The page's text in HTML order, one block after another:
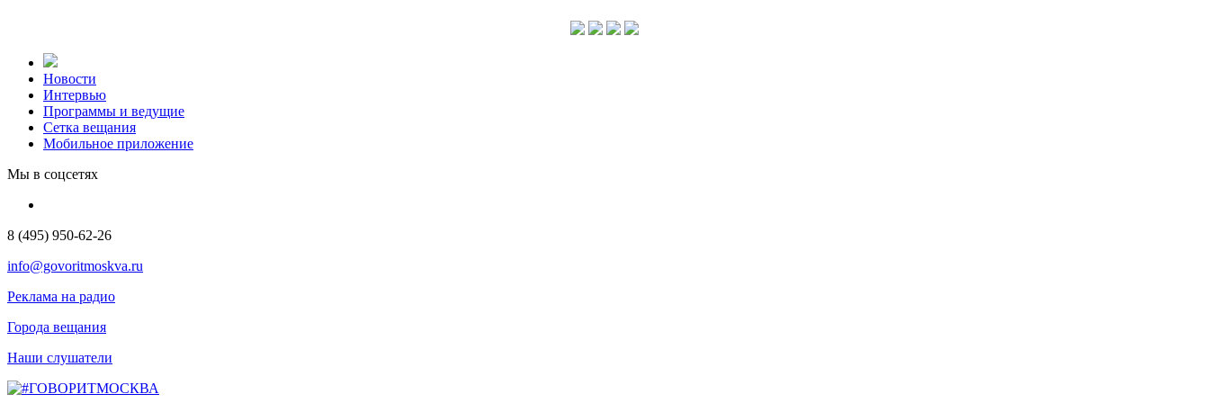
Новости
Интервью
Программы и ведущие
Сетка вещания
Мобильное приложение
Мы в соцсетях
8 (495) 950-62-26
info@govoritmoskva.ru
Реклама на радио
Города вещания
Наши слушатели